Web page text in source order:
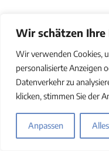
Wir schätzen
Wir verwenden Cookies,
personalisierte Anzeigen
Datenverkehr zu
klicken, stimmen Sie der
Anpassen